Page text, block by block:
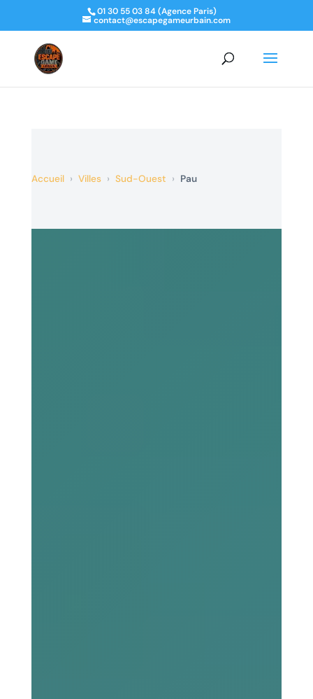
01 30 55 03 84 (Agence Paris)
contact@escapegameurbain.com
Accueil › Villes › Sud-Ouest › Pau